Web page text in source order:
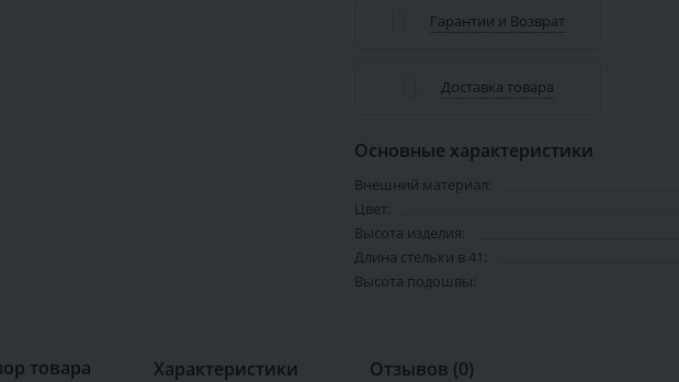
Гарантии и Возврат
Доставка товара
Основные характеристики
Внешний материал:
Цвет:
Высота изделия:
Длина стельки в 41:
Высота подошвы:
товара Характеристики Отзывов (0)